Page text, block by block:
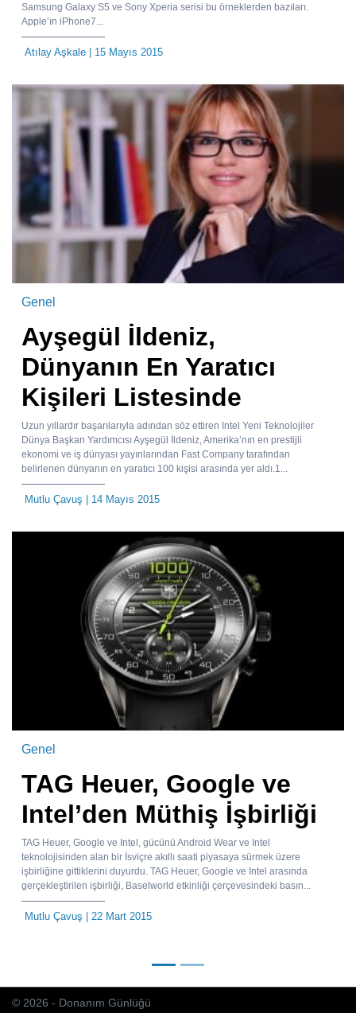
Samsung Galaxy S5 ve Sony Xperia serisi bu örneklerden bazıları.
Apple’ın iPhone7...
Atılay Aşkale | 15 Mayıs 2015
Genel
Ayşegül İldeniz,
Dünyanın En Yaratıcı
Kişileri Listesinde
Uzun yıllardır başarılarıyla adından söz ettiren Intel Yeni Teknolojiler
Dünya Başkan Yardımcısı Ayşegül İldeniz, Amerika’nın en prestijli
ekonomi ve iş dünyası yayınlarından Fast Company tarafından
belirlenen dünyanın en yaratıcı 100 kişisi arasında yer aldı.1...
Mutlu Çavuş | 14 Mayıs 2015
Genel
TAG Heuer, Google ve
Intel’den Müthiş İşbirliği
TAG Heuer, Google ve Intel, gücünü Android Wear ve Intel
teknolojisinden alan bir İsviçre akıllı saati piyasaya sürmek üzere
işbirliğine gittiklerini duyurdu. TAG Heuer, Google ve Intel arasında
gerçekleştirilen işbirliği, Baselworld etkinliği çerçevesindeki basın...
Mutlu Çavuş | 22 Mart 2015
© 2026 - Donanım Günlüğü